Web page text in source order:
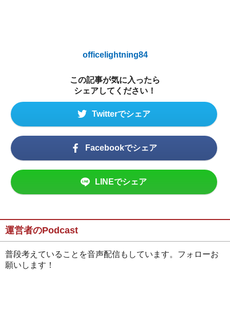
officelightning84
この記事が気に入ったら
シェアしてください！
Twitterでシェア
Facebookでシェア
LINEでシェア
運営者のPodcast
普段考えていることを音声配信もしています。フォローお
願いします！